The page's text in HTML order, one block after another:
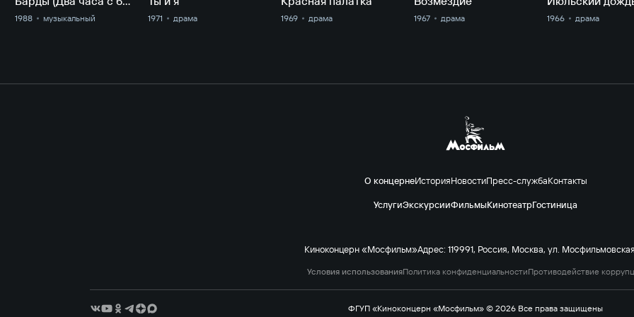
1988 музыкальный 1971 драма 1969 драма 1967 драма 1966 драма
О концернеИсторияНовостиПресс-службаКонтакты
УслугиЭкскурсииФильмыКинотеатрГостиница
Киноконцерн «Мосфильм»Адрес: 119991, Россия, Москва, ул.
Условия использованияПолитика конфиденциальностиПротиводействие
ФГУП «Киноконцерн «Мосфильм» © 2026 Все права защищены